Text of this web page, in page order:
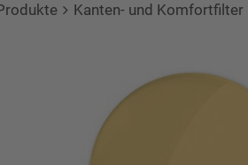
Kanten- und Komfortfilter